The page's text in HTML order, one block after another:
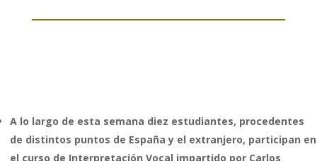
A lo largo de esta semana diez estudiantes, procedentes
de distintos puntos de España y el extranjero, participan en
el curso de Interpretación Vocal impartido por Carlos